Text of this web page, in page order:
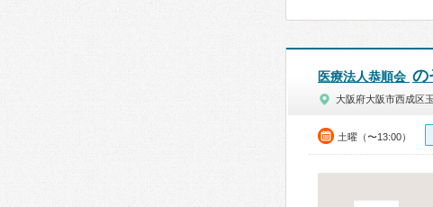
医療法人恭順会 の
大阪府大阪市西成区
土曜（〜13:00）